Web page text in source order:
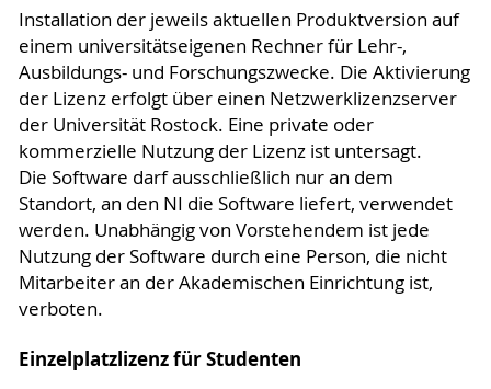
Installation der jeweils aktuellen Produktversion auf
einem universitätseigenen Rechner für Lehr-,
Ausbildungs- und Forschungszwecke. Die Aktivierung
der Lizenz erfolgt über einen Netzwerklizenzserver
der Universität Rostock. Eine private oder
kommerzielle Nutzung der Lizenz ist untersagt.
Die Software darf ausschließlich nur an dem
Standort, an den NI die Software liefert, verwendet
werden. Unabhängig von Vorstehendem ist jede
Nutzung der Software durch eine Person, die nicht
Mitarbeiter an der Akademischen Einrichtung ist,
verboten.
Einzelplatzlizenz für Studenten